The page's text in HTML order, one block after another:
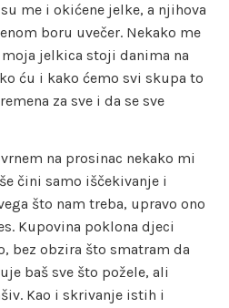
me i okićene jelke, a njihova
boru uvečer. Nekako me
jelkica stoji danima na
ću i kako ćemo svi skupa to
za sve i da se sve
na prosinac nekako mi
čini samo iščekivanje i
što nam treba, upravo ono
Kupovina poklona djeci
bez obzira što smatram da
baš sve što požele, ali
Kao i skrivanje istih i